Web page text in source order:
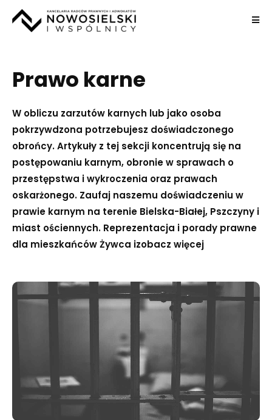
Prawo karne
W obliczu zarzutów karnych lub jako osoba
pokrzywdzona potrzebujesz doświadczonego
obrońcy. Artykuły z tej sekcji koncentrują się na
postępowaniu karnym, obronie w sprawach o
przestępstwa i wykroczenia oraz prawach
oskarżonego. Zaufaj naszemu doświadczeniu w
prawie karnym na terenie Bielska-Białej, Pszczyny i
miast ościennych. Reprezentacja i porady prawne
dla mieszkańców Żywca izobacz więcej